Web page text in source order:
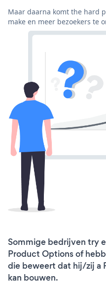
Maar daarna komt the hard
make en meer bezoekers te
Sommige bedrijven try
Product Options of
die beweert dat hij/zij a
kan bouwen.